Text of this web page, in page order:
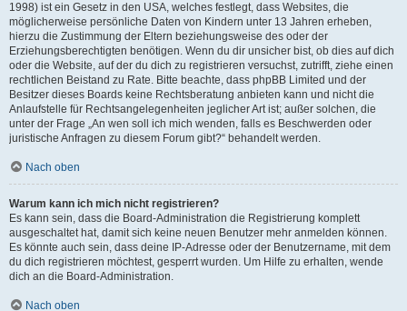
1998) ist ein Gesetz in den USA, welches festlegt, dass Websites, die
möglicherweise persönliche Daten von Kindern unter 13 Jahren erheben,
hierzu die Zustimmung der Eltern beziehungsweise des oder der
Erziehungsberechtigten benötigen. Wenn du dir unsicher bist, ob dies auf dich
oder die Website, auf der du dich zu registrieren versuchst, zutrifft, ziehe einen
rechtlichen Beistand zu Rate. Bitte beachte, dass phpBB Limited und der
Besitzer dieses Boards keine Rechtsberatung anbieten kann und nicht die
Anlaufstelle für Rechtsangelegenheiten jeglicher Art ist; außer solchen, die
unter der Frage „An wen soll ich mich wenden, falls es Beschwerden oder
juristische Anfragen zu diesem Forum gibt?“ behandelt werden.
Nach oben
Warum kann ich mich nicht registrieren?
Es kann sein, dass die Board-Administration die Registrierung komplett
ausgeschaltet hat, damit sich keine neuen Benutzer mehr anmelden können.
Es könnte auch sein, dass deine IP-Adresse oder der Benutzername, mit dem
du dich registrieren möchtest, gesperrt wurden. Um Hilfe zu erhalten, wende
dich an die Board-Administration.
Nach oben